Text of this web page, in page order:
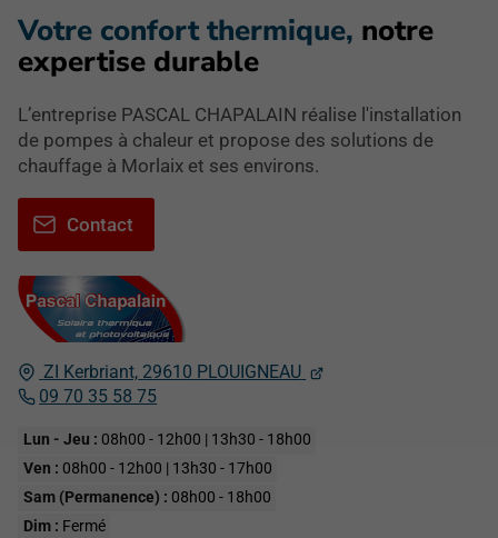
ZI Kerbriant, 29610 PLOUIGNEAU
09 70 35 58 75
Lun - Jeu : 08h00 - 12h00 | 13h30 - 18h00
Ven : 08h00 - 12h00 | 13h30 - 17h00
Sam (Permanence) : 08h00 - 18h00
Dim : Fermé
Votre confort thermique, notre
expertise durable
L’entreprise PASCAL CHAPALAIN réalise l'installation
de pompes à chaleur et propose des solutions de
chauffage à Morlaix et ses environs.
Contact